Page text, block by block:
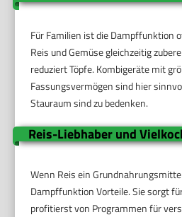
Für Familien ist die Dampffunktion
Reis und Gemüse gleichzeitig
reduziert Töpfe. Kombigeräte mit
Fassungsvermögen sind hier
Stauraum sind zu bedenken.
Reis-Liebhaber und
Wenn Reis ein
Dampffunktion Vorteile. Sie sorgt
profitierst von Programmen für